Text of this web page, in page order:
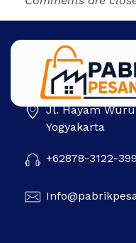
Pabrik Pesanan Tas Jl. Hayam
Yogyakarta
+62878-3122-